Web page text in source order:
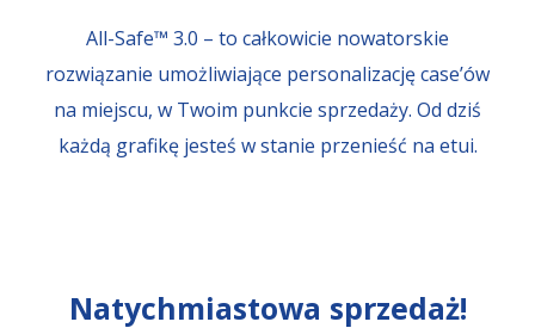
All-Safe™ 3.0 – to całkowicie nowatorskie
rozwiązanie umożliwiające personalizację case’ów
na miejscu, w Twoim punkcie sprzedaży. Od dziś
każdą grafikę jesteś w stanie przenieść na etui.
Natychmiastowa sprzedaż!